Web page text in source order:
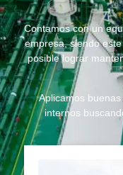
Contamos con un
empresa, siendo
posible lograr
Aplicamos
internos